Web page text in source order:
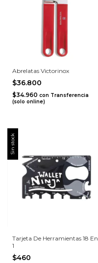
Abrelatas Victorinox
$36.800
$34.960 con Transferencia
(solo online)
Sin stock
Tarjeta De Herramientas 18 En
1
$460